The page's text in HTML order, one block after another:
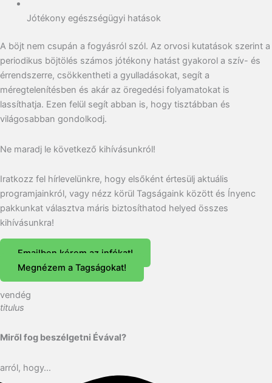
Jótékony egészségügyi hatások
A böjt nem csupán a fogyásról szól. Az orvosi kutatások szerint a
periodikus böjtölés számos jótékony hatást gyakorol a szív- és
érrendszerre, csökkentheti a gyulladásokat, segít a
méregtelenítésben és akár az öregedési folyamatokat is
lassíthatja. Ezen felül segít abban is, hogy tisztábban és
világosabban gondolkodj.
Ne maradj le következő kihívásunkról!
Iratkozz fel hírlevelünkre, hogy elsőként értesülj aktuális
programjainkról, vagy nézz körül Tagságaink között és Ínyenc
pakkunkat választva máris biztosíthatod helyed összes
kihívásunkra!
Emailben kérem az infókat!
Megnézem a Tagságokat!
vendég
titulus
Miről fog beszélgetni Évával?
arról, hogy…